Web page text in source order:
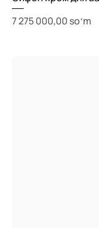
Price
7 275 000,00 soʻm